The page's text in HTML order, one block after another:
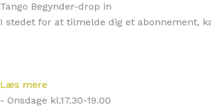
Tango Begynder-drop in
I stedet for at tilmelde dig et abonnement,
Læs mere
- Onsdage kl.17.30-19.00